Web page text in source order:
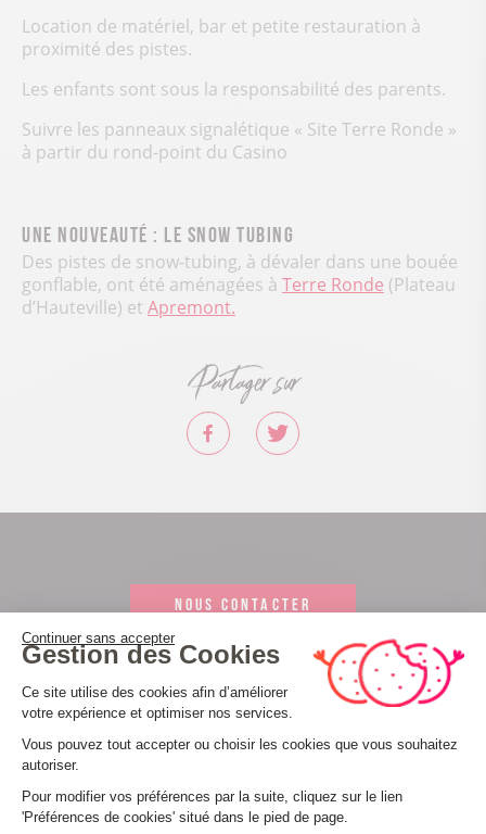
Location de matériel, bar et petite restauration à
proximité des pistes.
Les enfants sont sous la responsabilité des parents.
Suivre les panneaux signalétique « Site Terre Ronde »
à partir du rond-point du Casino
Une nouveauté : le snow tubing
Des pistes de snow-tubing, à dévaler dans une bouée
gonflable, ont été aménagées à Terre Ronde (Plateau
d’Hauteville) et Apremont.
Partager sur
NOUS CONTACTER
Continuer sans accepter
Gestion des Cookies
Plateforme de Gestion du
Ce site utilise des cookies afin d’améliorer
votre expérience et optimiser nos services.
Vous pouvez tout accepter ou choisir les cookies que vous souhaitez
autoriser.
Pour modifier vos préférences par la suite, cliquez sur le lien
'Préférences de cookies' situé dans le pied de page.